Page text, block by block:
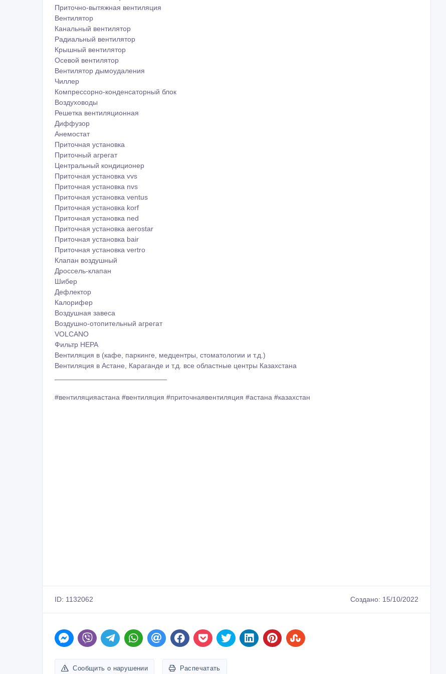
Приточно-вытяжная вентиляция
Вентилятор
Канальный вентилятор
Радиальный вентилятор
Крышный вентилятор
Осевой вентилятор
Вентилятор дымоудаления
Чиллер
Компрессорно-конденсаторный блок
Воздуховоды
Решетка вентиляционная
Диффузор
Анемостат
Приточная установка
Приточный агрегат
Центральный кондиционер
Приточная установка vvs
Приточная установка nvs
Приточная установка ventus
Приточная установка korf
Приточная установка ned
Приточная установка aerostar
Приточная установка bair
Приточная установка vertro
Клапан воздушный
Дроссель-клапан
Шибер
Дефлектор
Калорифер
Воздушная завеса
Воздушно-отопительный агрегат
VOLCANO
Фильтр HEPA
Вентиляция в (кафе, паркинге, медцентры, стоматологии и т.д.)
Вентиляция в Астане, Караганде и т.д. все областные центры Казахстана
#вентиляцияастана #вентиляция #приточнаявентиляция #астана #казахстан
ID: 1132062 Создано: 15/10/2022
Сообщить о нарушении Распечатать